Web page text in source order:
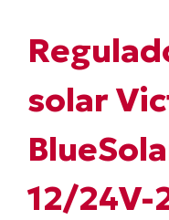
solar
12/24V-